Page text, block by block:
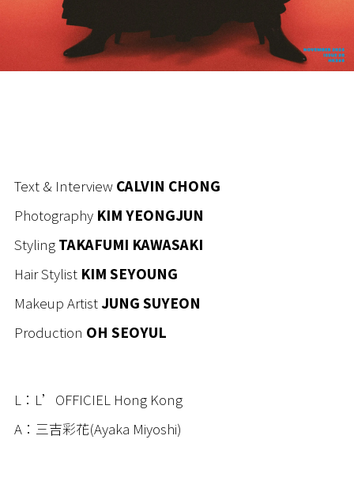
Text & Interview CALVIN CHONG
Photography KIM YEONGJUN
Styling TAKAFUMI KAWASAKI
Hair Stylist KIM SEYOUNG
Makeup Artist JUNG SUYEON
Production OH SEOYUL
L：L’OFFICIEL Hong Kong
A：三吉彩花(Ayaka Miyoshi)